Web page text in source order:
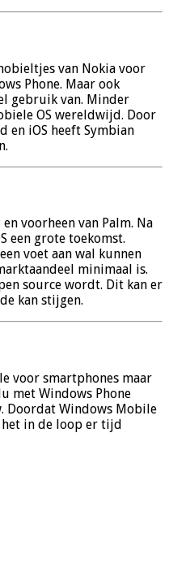
van Nokia voor
Phone. Maar ook
gebruik van. Minder
OS wereldwijd. Door
en iOS heeft Symbian
voorheen van Palm. Na
een grote toekomst.
voet aan wal kunnen
minimaal is.
source wordt. Dit kan er
kan stijgen.
voor smartphones maar
met Windows Phone
Doordat Windows Mobile
in de loop er tijd